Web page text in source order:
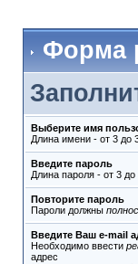
Форма
Выберите имя
Длина имени - от 3 до
Введите пароль
Длина пароля - от 3
Повторите пароль
Пароли должны
Введите Ваш e-mail
Необходимо ввести
адрес